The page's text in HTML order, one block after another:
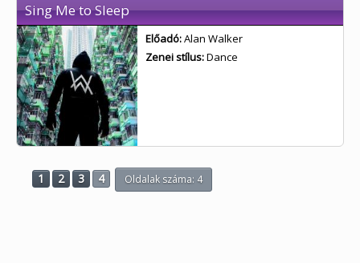
Sing Me to Sleep
Előadó:Alan Walker
Zenei stílus:Dance
1 2 3 4 Oldalak száma: 4